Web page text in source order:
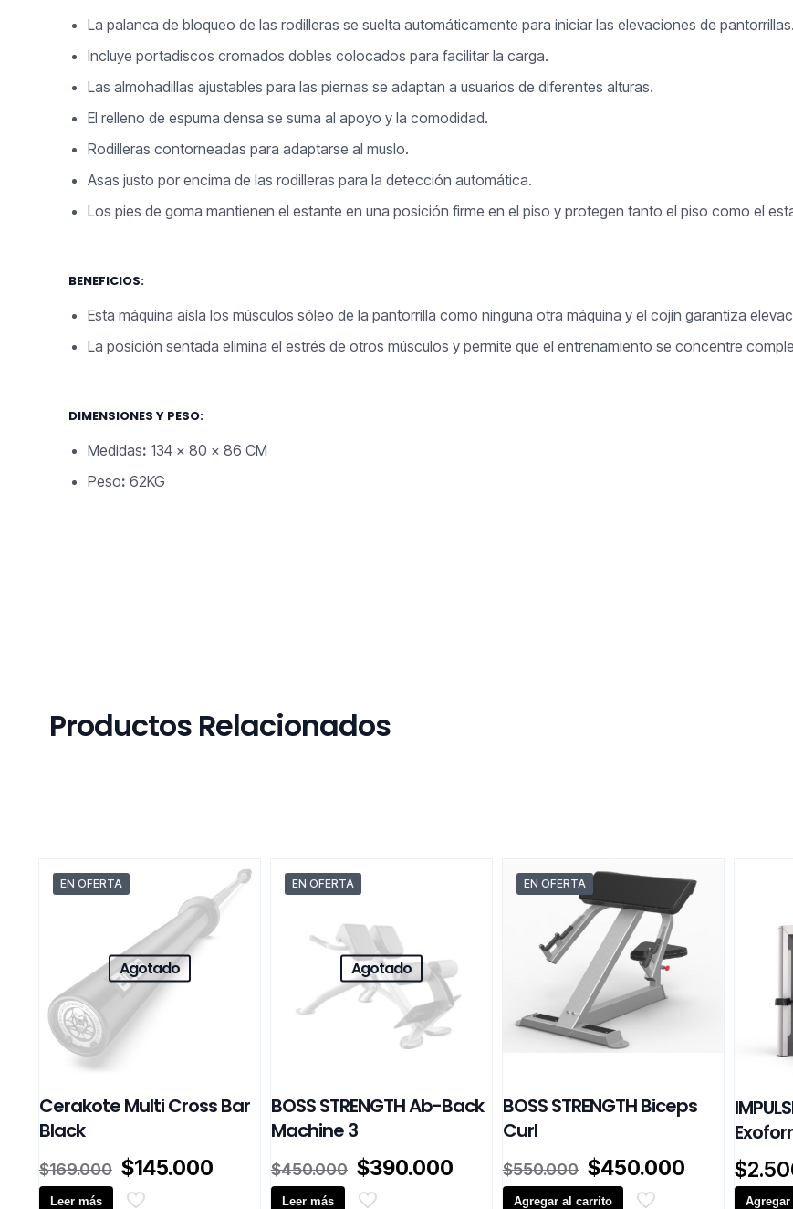
La palanca de bloqueo de las rodilleras se suelta automáticamente para iniciar las elevaciones de pantorrillas.
Incluye portadiscos cromados dobles colocados para facilitar la carga.
Las almohadillas ajustables para las piernas se adaptan a usuarios de diferentes alturas.
El relleno de espuma densa se suma al apoyo y la comodidad.
Rodilleras contorneadas para adaptarse al muslo.
Asas justo por encima de las rodilleras para la detección automática.
Los pies de goma mantienen el estante en una posición firme en el piso y protegen tanto el piso como el
BENEFICIOS:
Esta máquina aísla los músculos sóleo de la pantorrilla como ninguna otra máquina y el cojín garantiza
La posición sentada elimina el estrés de otros músculos y permite que el entrenamiento se concentre
DIMENSIONES Y PESO:
Medidas: 134 x 80 x 86 CM
Peso: 62KG
Productos Relacionados
EN OFERTA
Agotado
Cerakote Multi Cross Bar
Black
$169.000 El
precio
$145.000
precio
Leer más
EN OFERTA
Agotado
BOSS STRENGTH Ab-Back
Machine 3
$450.000 El
precio
$390.000
precio
Leer más
EN OFERTA
BOSS STRENGTH Biceps
Curl
$550.000 El
precio
$450.000
precio
Agregar al carrito
$